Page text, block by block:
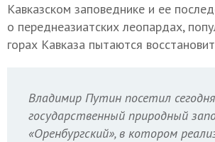
Кавказском заповеднике и ее
о переднеазиатских леопардах,
горах Кавказа пытаются
Владимир Путин посетил сегодня
государственный природный
«Оренбургский», в котором